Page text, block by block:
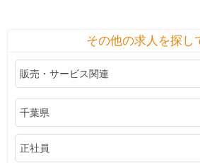
その他の求人を探し